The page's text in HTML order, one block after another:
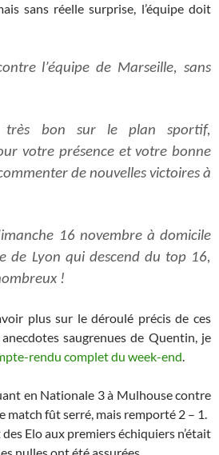
sans réelle surprise, l’équipe doit
l’équipe de Marseille, sans
très bon sur le plan sportif,
votre présence et votre bonne
de nouvelles victoires à
16 novembre à domicile
de Lyon qui descend du top 16,
!
plus sur le déroulé précis de ces
saugrenues de Quentin, je
rendu complet du week-end.
en Nationale 3 à Mulhouse contre
match fût serré, mais remporté 2 – 1.
des Elo aux premiers échiquiers n’était